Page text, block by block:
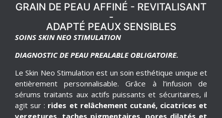
GRAIN DE PEAU AFFINÉ - REVITALISANT
-
ADAPTÉ PEAUX SENSIBLES
SOINS SKIN NEO STIMULATION
DIAGNOSTIC DE PEAU PREALABLE OBLIGATOIRE.
Le Skin Neo Stimulation est un soin esthétique unique et
entièrement personnalisable. Grâce à l’infusion de
sérums traitants aux actifs puissants et sécuritaires, il
agit sur : rides et relâchement cutané, cicatrices et